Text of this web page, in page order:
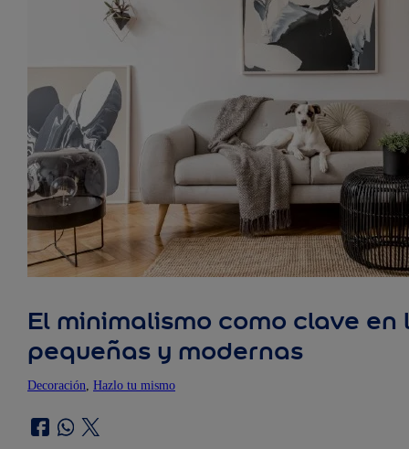
El minimalismo como clave
pequeñas y modernas
Decoración Hazlo tu mismo